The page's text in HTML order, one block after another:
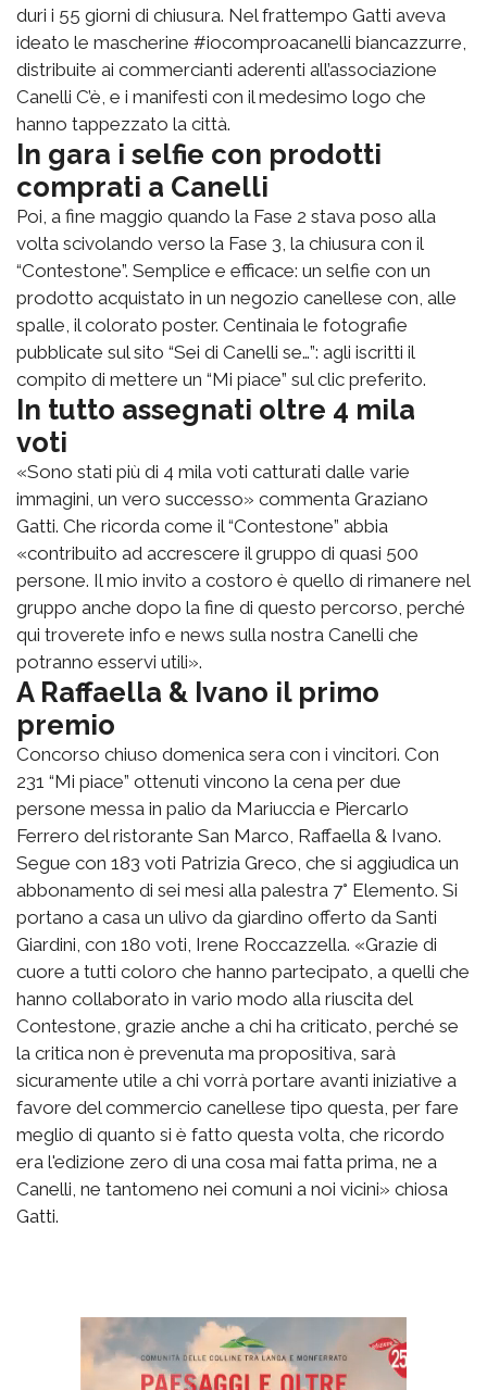
duri i 55 giorni di chiusura. Nel frattempo Gatti aveva
ideato le mascherine #iocomproacanelli biancazzurre,
distribuite ai commercianti aderenti all’associazione
Canelli C’è, e i manifesti con il medesimo logo che
hanno tappezzato la città.
In gara i selfie con prodotti
comprati a Canelli
Poi, a fine maggio quando la Fase 2 stava poso alla
volta scivolando verso la Fase 3, la chiusura con il
“Contestone”. Semplice e efficace: un selfie con un
prodotto acquistato in un negozio canellese con, alle
spalle, il colorato poster. Centinaia le fotografie
pubblicate sul sito “Sei di Canelli se…”: agli iscritti il
compito di mettere un “Mi piace” sul clic preferito.
In tutto assegnati oltre 4 mila
voti
«Sono stati più di 4 mila voti catturati dalle varie
immagini, un vero successo» commenta Graziano
Gatti. Che ricorda come il “Contestone” abbia
«contribuito ad accrescere il gruppo di quasi 500
persone. Il mio invito a costoro è quello di rimanere nel
gruppo anche dopo la fine di questo percorso, perché
qui troverete info e news sulla nostra Canelli che
potranno esservi utili».
A Raffaella & Ivano il primo
premio
Concorso chiuso domenica sera con i vincitori. Con
231 “Mi piace” ottenuti vincono la cena per due
persone messa in palio da Mariuccia e Piercarlo
Ferrero del ristorante San Marco, Raffaella & Ivano.
Segue con 183 voti Patrizia Greco, che si aggiudica un
abbonamento di sei mesi alla palestra 7° Elemento. Si
portano a casa un ulivo da giardino offerto da Santi
Giardini, con 180 voti, Irene Roccazzella. «Grazie di
cuore a tutti coloro che hanno partecipato, a quelli che
hanno collaborato in vario modo alla riuscita del
Contestone, grazie anche a chi ha criticato, perché se
la critica non è prevenuta ma propositiva, sarà
sicuramente utile a chi vorrà portare avanti iniziative a
favore del commercio canellese tipo questa, per fare
meglio di quanto si è fatto questa volta, che ricordo
era l'edizione zero di una cosa mai fatta prima, ne a
Canelli, ne tantomeno nei comuni a noi vicini» chiosa
Gatti.